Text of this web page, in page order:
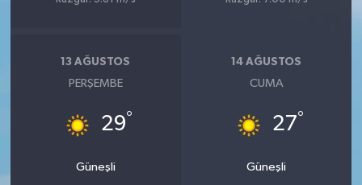
13 AĞUSTOS
PERŞEMBE
29°
Güneşli
14 AĞUSTOS
CUMA
27°
Güneşli